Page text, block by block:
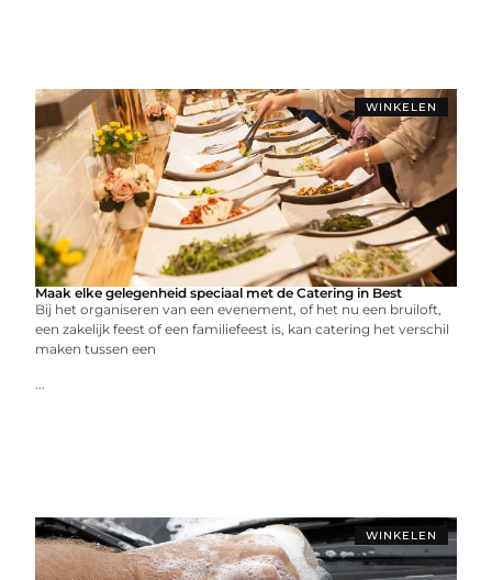
WINKELEN
Maak elke gelegenheid speciaal met de Catering in Best
Bij het organiseren van een evenement, of het nu een bruiloft,
een zakelijk feest of een familiefeest is, kan catering het verschil
maken tussen een
...
WINKELEN